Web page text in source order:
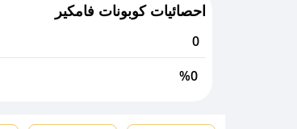
احصائيات كوبونات فامكير
0
%0